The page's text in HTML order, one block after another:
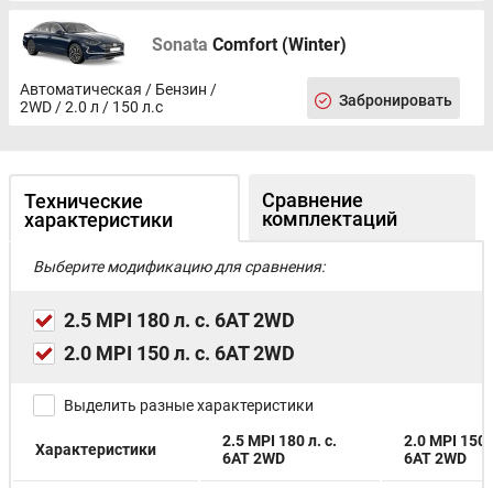
Sonata Comfort (Winter)
Автоматическая / Бензин /
2WD / 2.0 л / 150 л.с
Забронировать
Технические
характеристики
Сравнение
комплектаций
Выберите модификацию для сравнения:
2.5 MPI 180 л. с. 6AT 2WD
2.0 MPI 150 л. с. 6AT 2WD
Выделить разные характеристики
Характеристики
2.5 MPI 180 л. с.
6AT 2WD
2.0 MPI 150
6AT 2WD